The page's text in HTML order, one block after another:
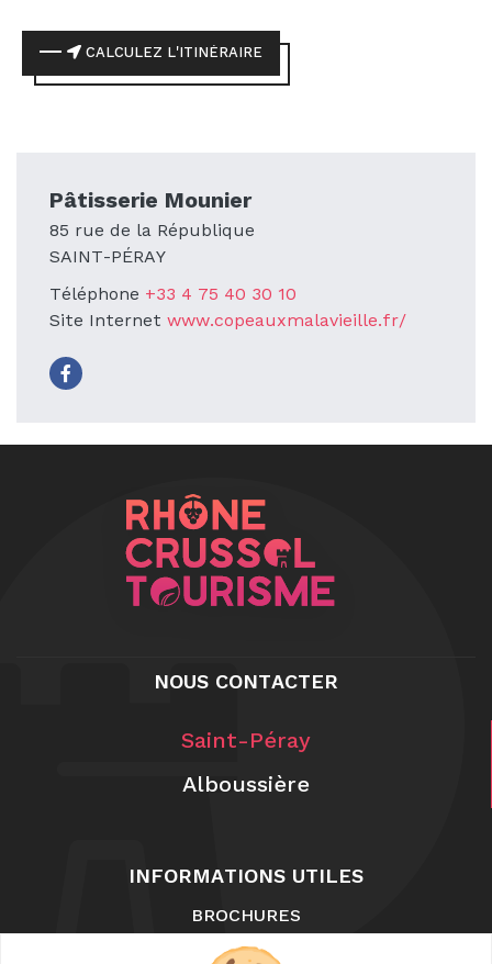
Pâtisserie Mounier
85 rue de la République
SAINT-PÉRAY
Téléphone +33 4 75 40 30 10
Site Internet www.copeauxmalavieille.fr/
CALCULEZ L'ITINÉRAIRE
NOUS CONTACTER
Saint-Péray
Alboussière
INFORMATIONS UTILES
BROCHURES
NOUS CONTACTER